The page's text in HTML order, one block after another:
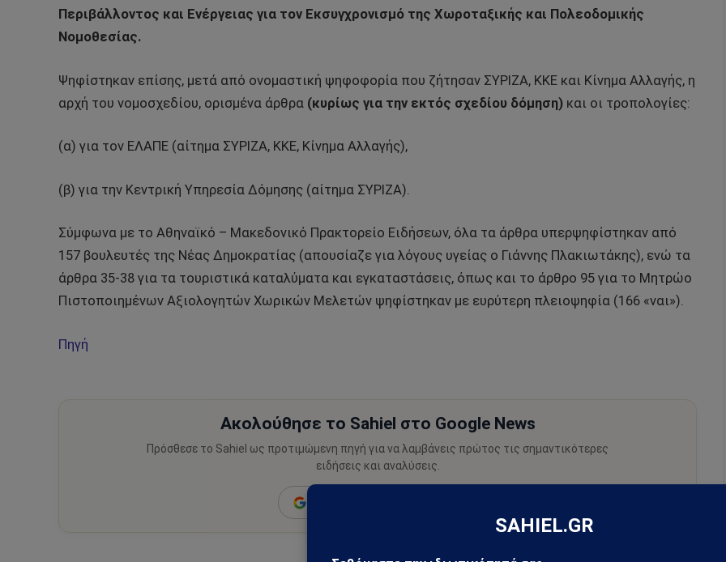
Περιβάλλοντος και Ενέργειας για τον Εκσυγχρονισμό της Χωροταξικής και Πολεοδομικής
Νομοθεσίας.
Ψηφίστηκαν επίσης, μετά από ονομαστική ψηφοφορία που ζήτησαν ΣΥΡΙΖΑ, ΚΚΕ και Κίνημα Αλλαγής, η
αρχή του νομοσχεδίου, ορισμένα άρθρα (κυρίως για την εκτός σχεδίου δόμηση) και οι τροπολογίες:
(α) για τον ΕΛΑΠΕ (αίτημα ΣΥΡΙΖΑ, ΚΚΕ, Κίνημα Αλλαγής),
(β) για την Κεντρική Υπηρεσία Δόμησης (αίτημα ΣΥΡΙΖΑ).
Σύμφωνα με το Αθηναϊκό – Μακεδονικό Πρακτορείο Ειδήσεων, όλα τα άρθρα υπερψηφίστηκαν από
157 βουλευτές της Νέας Δημοκρατίας (απουσίαζε για λόγους υγείας ο Γιάννης Πλακιωτάκης), ενώ τα
άρθρα 35-38 για τα τουριστικά καταλύματα και εγκαταστάσεις, όπως και το άρθρο 95 για το Μητρώο
Πιστοποιημένων Αξιολογητών Χωρικών Μελετών ψηφίστηκαν με ευρύτερη πλειοψηφία (166 «ναι»).
Πηγή
Ακολούθησε το Sahiel στο Google News
Πρόσθεσε το Sahiel ως προτιμώμενη πηγή για να λαμβάνεις πρώτος τις σημαντικότερες
ειδήσεις και αναλύσεις.